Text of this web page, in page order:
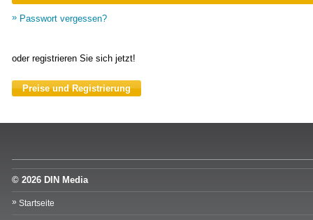
Passwort vergessen?
oder registrieren Sie sich jetzt!
Preise und Registrierung
© 2026 DIN Media
Startseite